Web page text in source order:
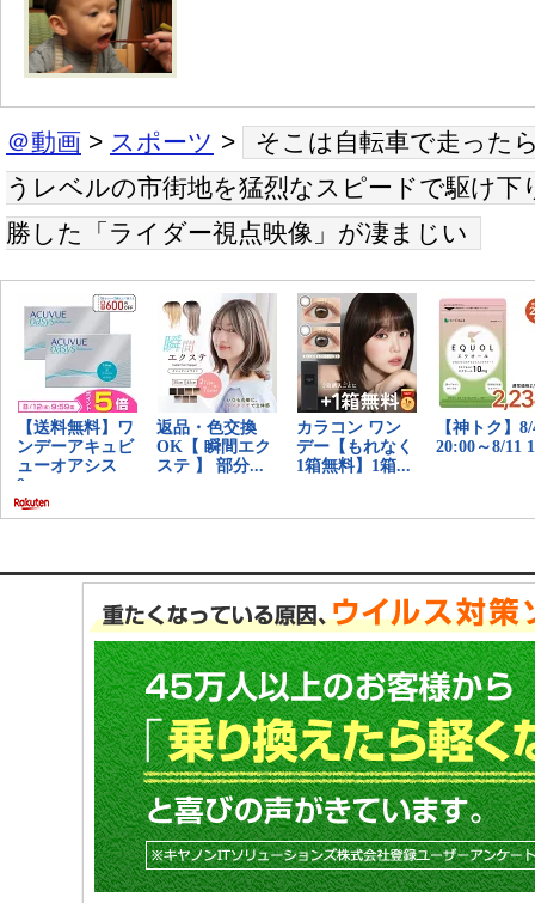
＠動画 > スポーツ >
そこは自転車で走った
うレベルの市街地を猛烈なスピードで駆け下
勝した「ライダー視点映像」が凄まじい